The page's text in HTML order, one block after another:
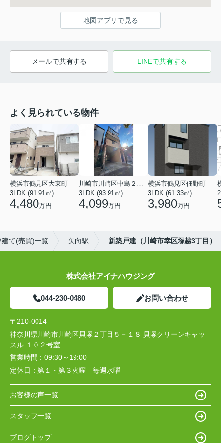
地図アプリで見る
メールで共有する LINEで共有する
よく見られている物件
横浜市鶴見区大東町
3LDK (91.91㎡)
4,480万円
3LDK (93.91㎡)
4,099万円
横浜市鶴見区佃野町
3LDK (61.33㎡)
3,980万円
て(売買)一覧 矢向駅 新築戸建（川崎市幸区塚越3丁目）
株式会社アイナハウジング
044-230-0480 お問い合わせ
〒210-0014
神奈川県川崎市川崎区貝塚２丁目５－１８ 貝塚クリーンキャッ
スル １０２号室
営業時間： 09:30～19:00
定休日： 第１・第３火曜 毎週水曜
お客様の声一覧
スタッフ一覧
ブログトップ